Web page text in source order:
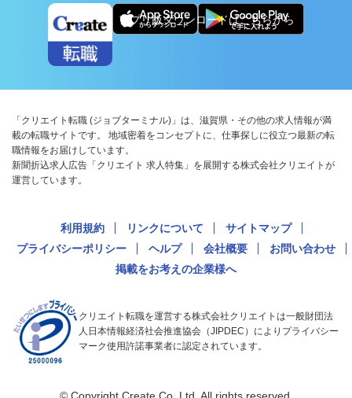
アプリ版ダウンロードはこちらから
「クリエイト転職 (ジョブターミナル)」は、滋賀県・その他の求人情報が満
載の転職サイトです。 地域密着をコンセプトに、仕事探しに役立つ最新の転
職情報をお届けしています。
新聞折込求人広告「クリエイト 求人特集」を展開する株式会社クリエイトが
運営しています。
利用規約 リンクについて
サイトマップ
プライバシーポリシー
ヘルプ 会社概要
お問い合わせ
掲載をお考えの企業様へ
クリエイト転職を運営する株式会社クリエイトは一般財団法
人日本情報経済社会推進協会（JIPDEC）によりプライバシー
マーク使用許諾事業者に認定されています。
© Copyright Create Co.,Ltd. All rights reserved.